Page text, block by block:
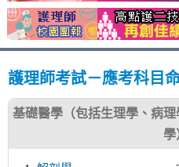
～
護理師雲端課程年年更
護理師題庫班，考前30
狂賀！112年度第三次
點！
高點護二技、護理師說
護理師考試－應考科目
基礎醫學（包括生理學、病
學